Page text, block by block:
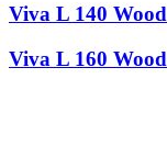
Viva L 140 Wood
Viva L 160 Wood